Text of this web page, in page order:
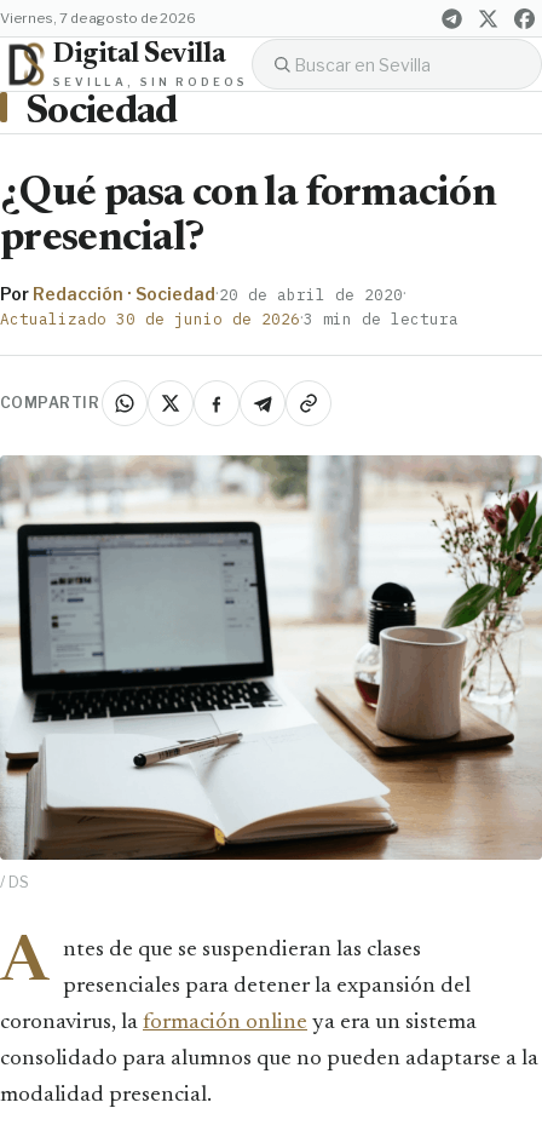
viernes, 7 de agosto de 2026
Digital Sevilla
SEVILLA, SIN RODEOS
Sociedad
¿Qué pasa con la formación
presencial?
Por Redacción · Sociedad·20 de abril de 2020·
Actualizado 30 de junio de 2026·3 min de lectura
COMPARTIR
/ DS
A
ntes de que se suspendieran las clases
presenciales para detener la expansión del
coronavirus, la formación online ya era un sistema
consolidado para alumnos que no pueden adaptarse a la
modalidad presencial.